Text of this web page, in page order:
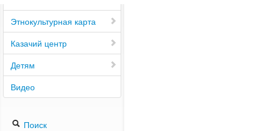
Этнокультурная карта
Казачий центр
Детям
Видео
Поиск